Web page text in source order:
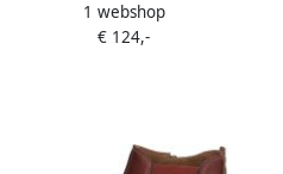
Stiefelette für Damen Grün
1 webshop
€ 124,-